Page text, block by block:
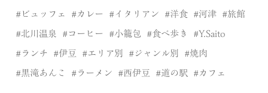
ビュッフェ カレー イタリアン 洋食 河津 旅館
北川温泉 コーヒー 小籠包 食べ歩き Y.Saito
ランチ 伊豆 エリア別 ジャンル別 焼肉
黒滝あんこ ラーメン 西伊豆 道の駅 カフェ